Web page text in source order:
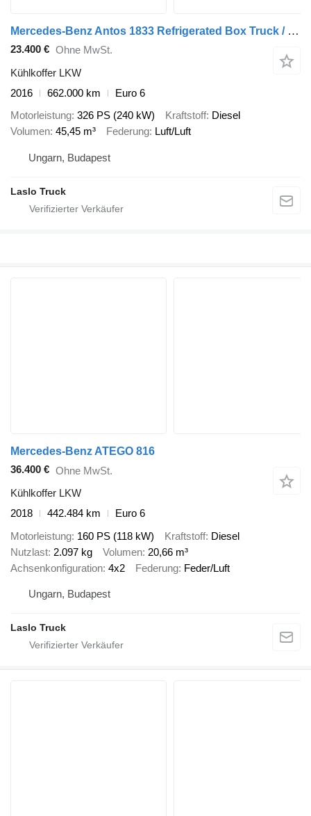
Mercedes-Benz Antos 1833 Refrigerated Box Truck / Bi-Temperature / Tail Lift /
23.400 € Ohne MwSt.
Kühlkoffer LKW
2016
662.000 km
Euro 6
Motorleistung 326 PS (240 kW) Kraftstoff Diesel
Volumen 45,45 m³ Federung Luft/Luft
Ungarn, Budapest
Laslo Truck
Mercedes-Benz ATEGO 816
36.400 € Ohne MwSt.
Kühlkoffer LKW
2018
442.484 km
Euro 6
Motorleistung 160 PS (118 kW) Kraftstoff Diesel
Nutzlast 2.097 kg Volumen 20,66 m³
Achsenkonfiguration 4x2 Federung Feder/Luft
Ungarn, Budapest
Laslo Truck